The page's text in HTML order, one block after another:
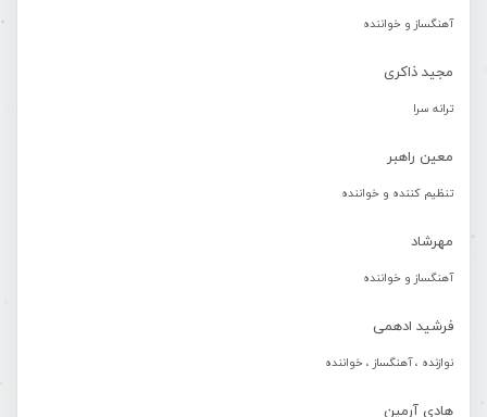
آهنگساز و خواننده
مجید ذاکری
ترانه سرا
معین راهبر
تنظیم کننده و خواننده
مهرشاد
آهنگساز و خواننده
فرشید ادهمی
نوازنده ، آهنگساز ، خواننده
هادی آرمین